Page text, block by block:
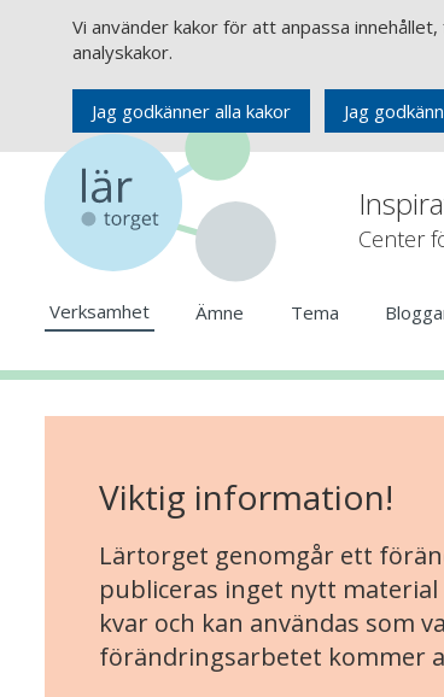
Vi använder kakor för att anpassa
analyskakor.
Jag godkänner alla kakor Jag
Center
Verksamhet Ämne Tema
Viktig information!
Lärtorget genomgår ett
publiceras inget nytt
kvar och kan användas som
förändringsarbetet kommer